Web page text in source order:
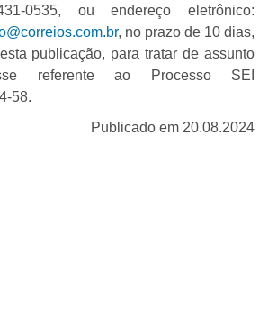
0535, ou endereço eletrônico:
, no prazo de 10 dias,
publicação, para tratar de assunto
referente ao Processo SEI
58.
Publicado em 20.08.2024